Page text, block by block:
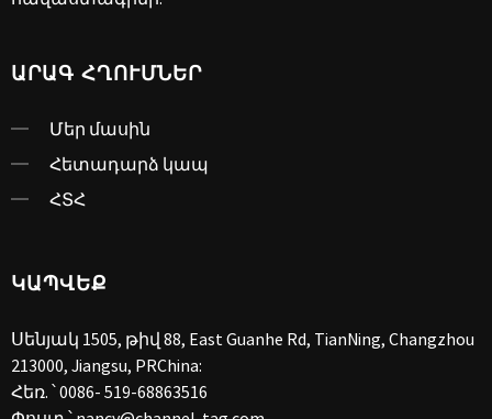
ԱՐԱԳ ՀՂՈՒՄՆԵՐ
Մեր մասին
Հետադարձ կապ
ՀՏՀ
ԿԱՊՎԵՔ
Սենյակ 1505, թիվ 88, East Guanhe Rd, TianNing, Changzhou
213000, Jiangsu, PRChina:
Հեռ. ՝0086- 519-68863516